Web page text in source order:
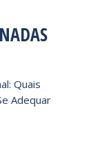
Quais
Adequar